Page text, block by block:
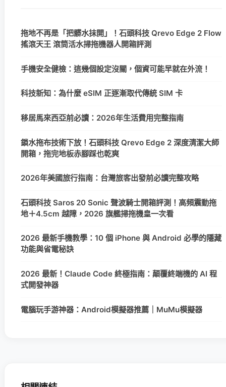
拖地不再是「把髒水抹開」！石頭科技 Qrevo Edge 2 Flow
搖滾天王 滾筒活水掃拖機器人開箱評測
手機安全健檢：這幾個設定沒關，個資可能早就在外流！
科技新知：為什麼 eSIM 正逐漸取代傳統 SIM 卡
移居馬來西亞前必讀：2026年生活費用完整指南
鎖水拖布技術下放！石頭科技 Qrevo Edge 2 深度清潔大師
開箱，拖完地板赤腳踩也乾爽
2026年美國旅行指南：台灣旅客出發前必讀完整攻略
石頭科技 Saros 20 Sonic 聲波騎士開箱評測！高頻震動拖
地＋4.5cm 越障，2026 旗艦掃拖機皇一次看
2026 最新手機教學：10 個 iPhone 與 Android 必學的隱藏
功能與省電秘訣
2026 最新！Claude Code 終極指南：顛覆終端機的 AI 程
式開發神器
電腦玩手游神器：Android模擬器推薦｜MuMu模擬器